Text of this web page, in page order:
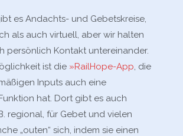
es Andachts- und Gebetskreise,
als auch virtuell, aber wir halten
persönlich Kontakt untereinander.
ist die »RailHope-App, die
Inputs auch eine
hat. Dort gibt es auch
regional, für Gebet und vielen
„outen“ sich, indem sie einen